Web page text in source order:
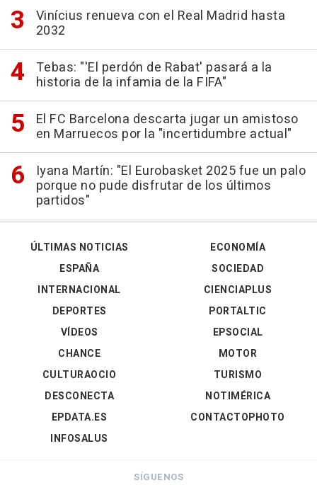
Vinícius renueva con el Real Madrid hasta
2032
Tebas: "'El perdón de Rabat' pasará a la
historia de la infamia de la FIFA"
El FC Barcelona descarta jugar un amistoso
en Marruecos por la "incertidumbre actual"
Iyana Martín: "El Eurobasket 2025 fue un palo
porque no pude disfrutar de los últimos
partidos"
ÚLTIMAS NOTICIAS
ESPAÑA
INTERNACIONAL
DEPORTES
VÍDEOS
ECONOMÍA
SOCIEDAD
CIENCIAPLUS
PORTALTIC
EPSOCIAL
CHANCE
CULTURAOCIO
DESCONECTA
EPDATA.ES
INFOSALUS
MOTOR
TURISMO
NOTIMÉRICA
CONTACTOPHOTO
SÍGUENOS